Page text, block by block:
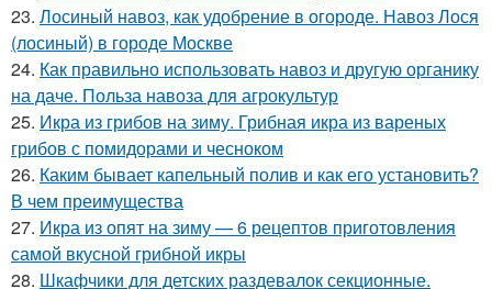
23. Лосиный навоз, как удобрение в огороде. Навоз Лося
(лосиный) в городе Москве
24. Как правильно использовать навоз и другую органику
на даче. Польза навоза для агрокультур
25. Икра из грибов на зиму. Грибная икра из вареных
грибов с помидорами и чесноком
26. Каким бывает капельный полив и как его установить?
В чем преимущества
27. Икра из опят на зиму — 6 рецептов приготовления
самой вкусной грибной икры
28. Шкафчики для детских раздевалок секционные.